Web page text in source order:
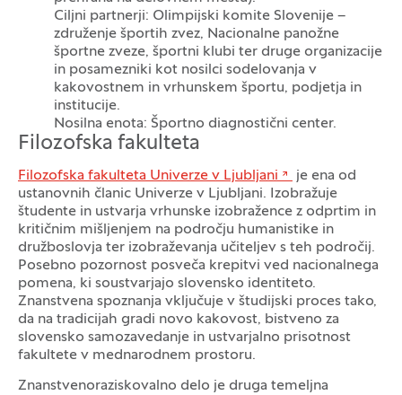
Ciljni partnerji: Olimpijski komite Slovenije –
združenje športih zvez, Nacionalne panožne
športne zveze, športni klubi ter druge organizacije
in posamezniki kot nosilci sodelovanja v
kakovostnem in vrhunskem športu, podjetja in
institucije.
Nosilna enota: Športno diagnostični center.
Filozofska fakulteta
Filozofska fakulteta Univerze v Ljubljani
je ena od
ustanovnih članic Univerze v Ljubljani. Izobražuje
študente in ustvarja vrhunske izobražence z odprtim in
kritičnim mišljenjem na področju humanistike in
družboslovja ter izobraževanja učiteljev s teh področij.
Posebno pozornost posveča krepitvi ved nacionalnega
pomena, ki soustvarjajo slovensko identiteto.
Znanstvena spoznanja vključuje v študijski proces tako,
da na tradicijah gradi novo kakovost, bistveno za
slovensko samozavedanje in ustvarjalno prisotnost
fakultete v mednarodnem prostoru.
Znanstvenoraziskovalno delo je druga temeljna